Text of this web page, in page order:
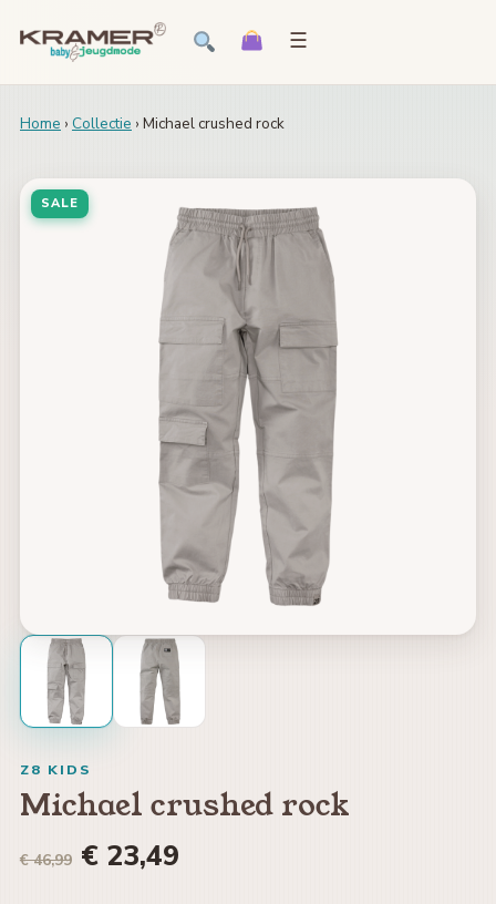
☰
Home › Collectie › Michael crushed rock
SALE
Z8 KIDS
Michael crushed rock
€ 46,99 € 23,49